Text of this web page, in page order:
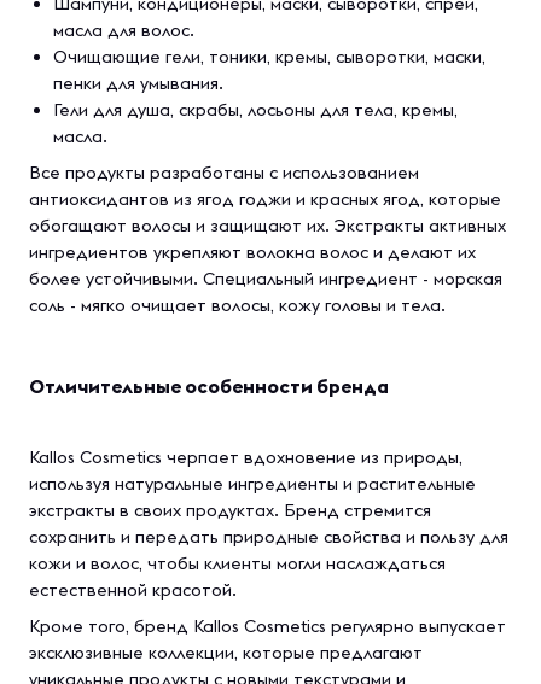
масла для волос.
Очищающие гели, тоники, кремы, сыворотки, маски,
пенки для умывания.
Гели для душа, скрабы, лосьоны для тела, кремы,
масла.
Все продукты разработаны с использованием
антиоксидантов из ягод годжи и красных ягод, которые
обогащают волосы и защищают их. Экстракты активных
ингредиентов укрепляют волокна волос и делают их
более устойчивыми. Специальный ингредиент - морская
соль - мягко очищает волосы, кожу головы и тела.
Отличительные особенности бренда
Kallos Cosmetics черпает вдохновение из природы,
используя натуральные ингредиенты и растительные
экстракты в своих продуктах. Бренд стремится
сохранить и передать природные свойства и пользу для
кожи и волос, чтобы клиенты могли наслаждаться
естественной красотой.
Кроме того, бренд Kallos Cosmetics регулярно выпускает
эксклюзивные коллекции, которые предлагают
уникальные продукты с новыми текстурами и